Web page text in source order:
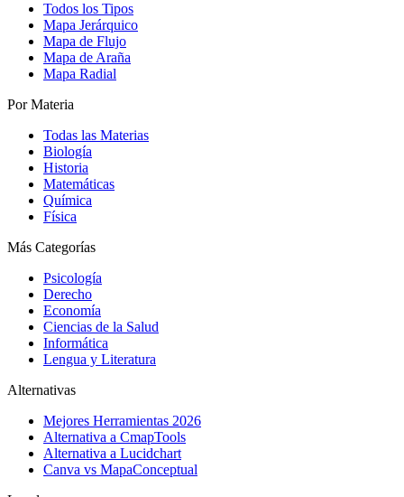
Todos los Tipos
Mapa Jerárquico
Mapa de Flujo
Mapa de Araña
Mapa Radial
Por Materia
Todas las Materias
Biología
Historia
Matemáticas
Química
Física
Más Categorías
Psicología
Derecho
Economía
Ciencias de la Salud
Informática
Lengua y Literatura
Alternativas
Mejores Herramientas 2026
Alternativa a CmapTools
Alternativa a Lucidchart
Canva vs MapaConceptual